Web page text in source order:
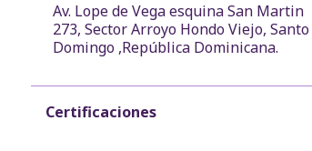
Av. Lope de Vega esquina San Martin
273, Sector Arroyo Hondo Viejo, Santo
Domingo ,República Dominicana.
Certificaciones